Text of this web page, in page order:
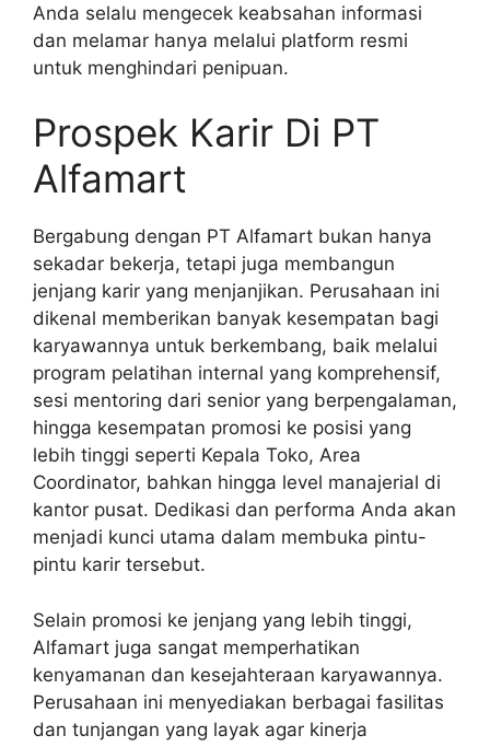
Anda selalu mengecek keabsahan informasi
dan melamar hanya melalui platform resmi
untuk menghindari penipuan.
Prospek Karir Di PT
Alfamart
Bergabung dengan PT Alfamart bukan hanya
sekadar bekerja, tetapi juga membangun
jenjang karir yang menjanjikan. Perusahaan ini
dikenal memberikan banyak kesempatan bagi
karyawannya untuk berkembang, baik melalui
program pelatihan internal yang komprehensif,
sesi mentoring dari senior yang berpengalaman,
hingga kesempatan promosi ke posisi yang
lebih tinggi seperti Kepala Toko, Area
Coordinator, bahkan hingga level manajerial di
kantor pusat. Dedikasi dan performa Anda akan
menjadi kunci utama dalam membuka pintu-
pintu karir tersebut.
Selain promosi ke jenjang yang lebih tinggi,
Alfamart juga sangat memperhatikan
kenyamanan dan kesejahteraan karyawannya.
Perusahaan ini menyediakan berbagai fasilitas
dan tunjangan yang layak agar kinerja